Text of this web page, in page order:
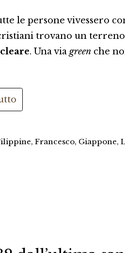
le persone vivessero
trovano un
. Una via green che
,Francesco, Giappone,